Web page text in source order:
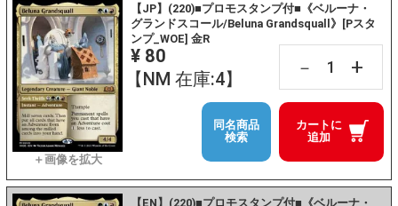
【JP】(220)■プロモスタンプ付■《ベルーナ・
グランドスコール/Beluna Grandsquall》[Pスタ
ンプ_WOE] 金R
¥ 80
【NM 在庫:4】
－ +
カートに
追加
同名商品
検索
【EN】(220)■プロモスタンプ付■《ベルーナ・